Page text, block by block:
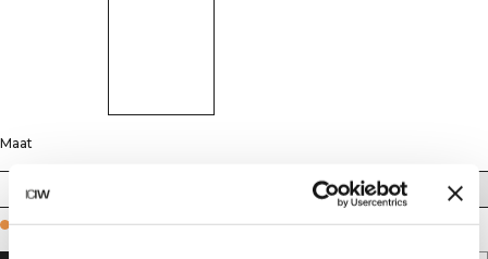
Maat
XS XL XXL
Few in stock